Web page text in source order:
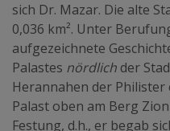
sich Dr. Mazar. Die alte
0,036 km². Unter
aufgezeichnete
Palastes nördlich der
Herannahen der
Palast oben am Berg
Festung, d.h., er begab